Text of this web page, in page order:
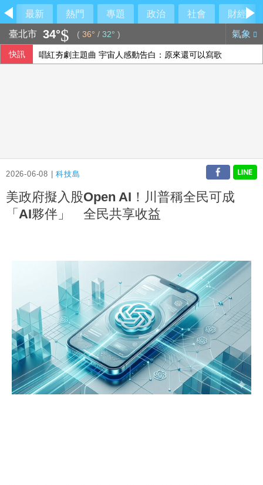
最新 熱門 專題 政治 社會
財經
臺北市 34° ( 36° / 32° ) 氣象
快訊 唱紅夯劇主題曲 宇宙人感動告白：原來還可以寫歌
2026-06-08 |科技島
美政府擬入股Open AI！川普稱全民可成
「AI夥伴」 全民共享收益